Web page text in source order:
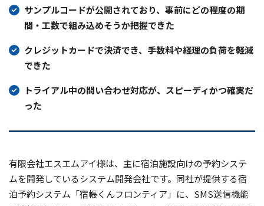
サンプルコードが公開されており、事前にどの程度の期
間・工数で組み込めそうか把握できた
クレジットカードで決済でき、手数料や経理の負荷を軽減
できた
トライアル中の問い合わせ対応が、スピーディかつ確実だ
った
有限会社エスエムアイ様は、主に宿泊施設向けの予約システ
ムを開発しているシステム開発会社です。同社が提供する宿
泊予約システム「宿帳くんフロンティア」に、SMS送信機能